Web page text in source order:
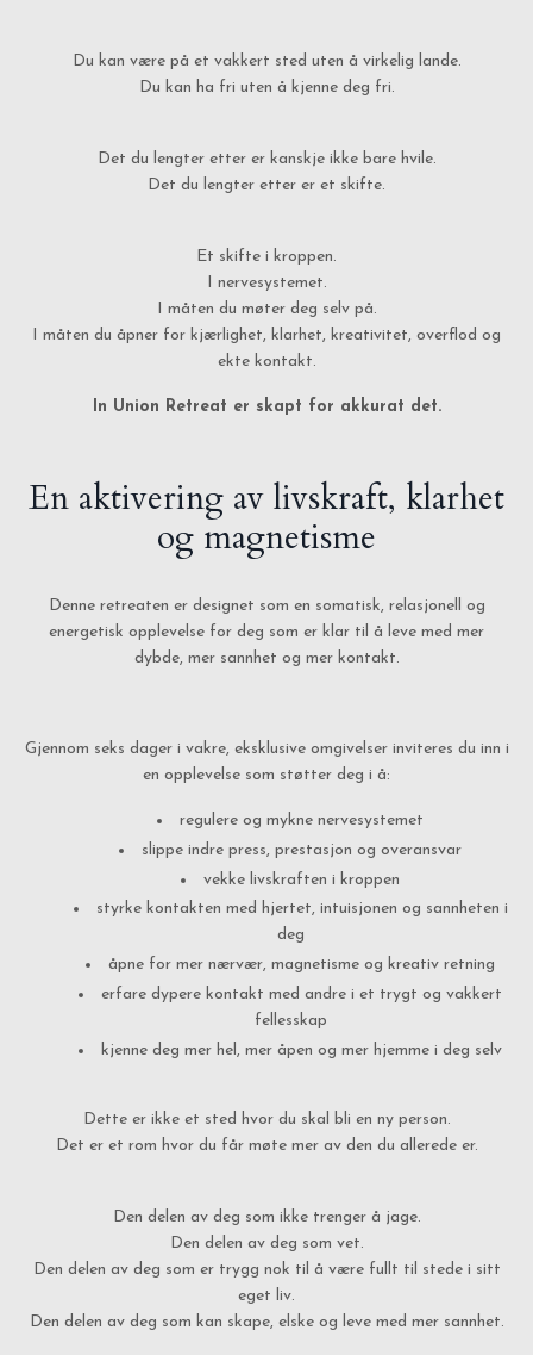
Du kan være på et vakkert sted uten å virkelig lande.
Du kan ha fri uten å kjenne deg fri.
Det du lengter etter er kanskje ikke bare hvile.
Det du lengter etter er et skifte.
Et skifte i kroppen.
I nervesystemet.
I måten du møter deg selv på.
I måten du åpner for kjærlighet, klarhet, kreativitet, overflod og
ekte kontakt.
In Union Retreat er skapt for akkurat det.
En aktivering av livskraft, klarhet
og magnetisme
Denne retreaten er designet som en somatisk, relasjonell og
energetisk opplevelse for deg som er klar til å leve med mer
dybde, mer sannhet og mer kontakt.
Gjennom seks dager i vakre, eksklusive omgivelser inviteres du inn i
en opplevelse som støtter deg i å:
regulere og mykne nervesystemet
slippe indre press, prestasjon og overansvar
vekke livskraften i kroppen
styrke kontakten med hjertet, intuisjonen og sannheten i
deg
åpne for mer nærvær, magnetisme og kreativ retning
erfare dypere kontakt med andre i et trygt og vakkert
fellesskap
kjenne deg mer hel, mer åpen og mer hjemme i deg selv
Dette er ikke et sted hvor du skal bli en ny person.
Det er et rom hvor du får møte mer av den du allerede er.
Den delen av deg som ikke trenger å jage.
Den delen av deg som vet.
Den delen av deg som er trygg nok til å være fullt til stede i sitt
eget liv.
Den delen av deg som kan skape, elske og leve med mer sannhet.